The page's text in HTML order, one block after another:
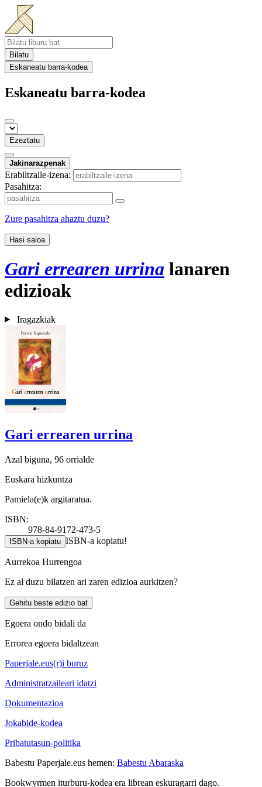
Bilatu
Eskaneatu barra-kodea
Eskaneatu barra-kodea
Ezeztatu
Jakinarazpenak
Erabiltzaile-izena:
Pasahitza:
Zure pasahitza ahaztu duzu?
Hasi saioa
Gari errearen urrina lanaren
edizioak
Iragazkiak
Gari errearen urrina
Azal biguna, 96 orrialde
Euskara hizkuntza
Pamiela(e)k argitaratua.
ISBN:
978-84-9172-473-5
ISBN-a kopiatu ISBN-a kopiatu!
Aurrekoa Hurrengoa
Ez al duzu bilatzen ari zaren edizioa aurkitzen?
Gehitu beste edizio bat
Egoera ondo bidali da
Errorea egoera bidaltzean
Paperjale.eus(r)i buruz
Administratzaileari idatzi
Dokumentazioa
Jokabide-kodea
Pribatutasun-politika
Babestu Paperjale.eus hemen: Babestu Abaraska
Bookwyrmen iturburu-kodea era librean eskuragarri dago.